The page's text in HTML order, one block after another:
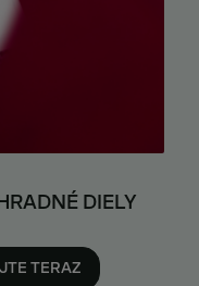
DIELY
TERAZ